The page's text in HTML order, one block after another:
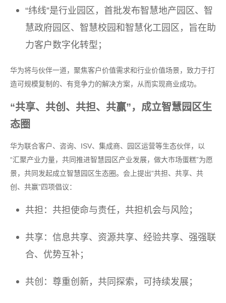
“纬线”是行业园区，首批发布智慧地产园区、智
慧政府园区、智慧校园和智慧化工园区，旨在助
力客户数字化转型；
华为将与伙伴一道，聚焦客户价值需求和行业价值场景，致力于打
造可规模复制的、有竞争力的解决方案，从而实现商业成功。
“共享、共创、共担、共赢”，成立智慧园区生
态圈
华为联合客户、咨询、ISV、集成商、园区运营等生态伙伴，以
“汇聚产业力量，共同推进智慧园区产业发展，做大市场蛋糕”为愿
景，共同发起成立智慧园区生态圈。会上提出“共担、共享、共
创、共赢”四项倡议：
共担：共担使命与责任，共担机会与风险；
共享：信息共享、资源共享、经验共享、强强联
合、优势互补；
共创：尊重创新，共同探索，可持续发展；